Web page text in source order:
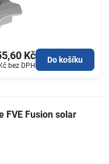
Kč
bez DPH
Do košíku
FVE Fusion solar